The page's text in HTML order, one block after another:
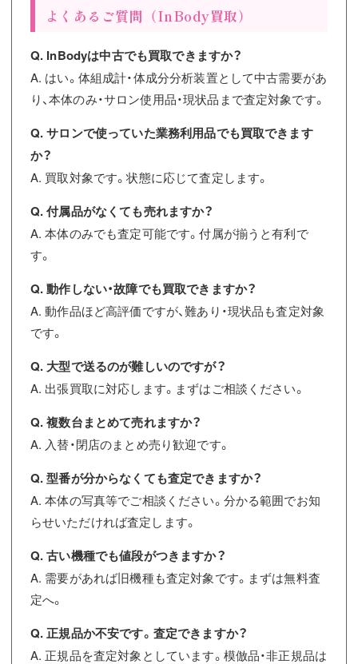
よくあるご質問（InBody買取）
Q. InBodyは中古でも買取できますか？
A. はい。体組成計・体成分分析装置として中古需要があ
り、本体のみ・サロン使用品・現状品まで査定対象です。
Q. サロンで使っていた業務利用品でも買取できます
か？
A. 買取対象です。状態に応じて査定します。
Q. 付属品がなくても売れますか？
A. 本体のみでも査定可能です。付属が揃うと有利で
す。
Q. 動作しない・故障でも買取できますか？
A. 動作品ほど高評価ですが、難あり・現状品も査定対象
です。
Q. 大型で送るのが難しいのですが？
A. 出張買取に対応します。まずはご相談ください。
Q. 複数台まとめて売れますか？
A. 入替・閉店のまとめ売り歓迎です。
Q. 型番が分からなくても査定できますか？
A. 本体の写真等でご相談ください。分かる範囲でお知
らせいただければ査定します。
Q. 古い機種でも値段がつきますか？
A. 需要があれば旧機種も査定対象です。まずは無料査
定へ。
Q. 正規品か不安です。査定できますか？
A. 正規品を査定対象としています。模倣品・非正規品は